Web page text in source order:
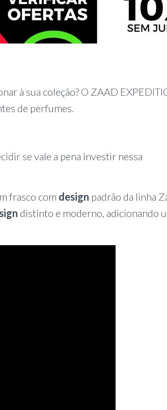
à sua coleção? O ZAAD
de perfumes.
se vale a pena investir nessa
frasco com design padrão da linha
distinto e moderno, adicionando